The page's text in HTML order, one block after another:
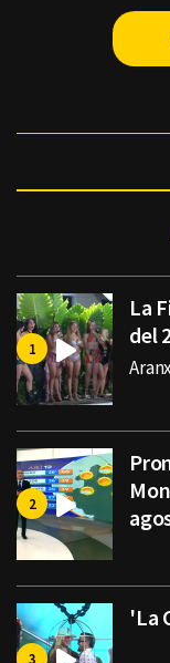
La
del
'La